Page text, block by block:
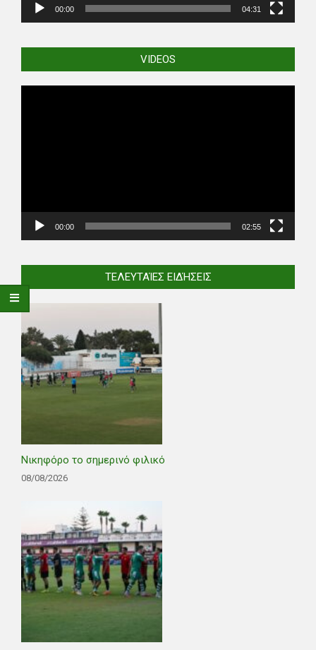
00:00 04:31
VIDEOS
00:00 02:55
ΤΕΛΕΥΤΑΊΕΣ ΕΙΔΉΣΕΙΣ
Νικηφόρο το σημερινό φιλικό
08/08/2026